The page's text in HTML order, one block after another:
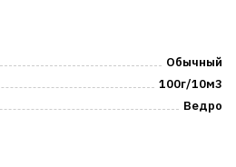
Обычный
100г/10м3
Ведро